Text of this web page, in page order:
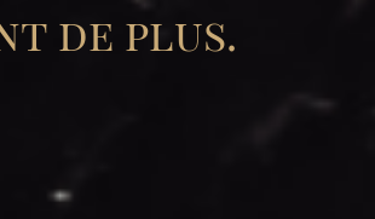
de plus.